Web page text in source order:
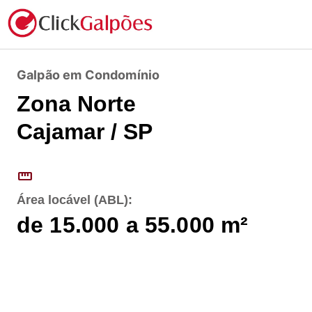
Galpão em Condomínio
Zona Norte
Cajamar / SP
straighten
Área locável (ABL):
de 15.000 a 55.000 m²